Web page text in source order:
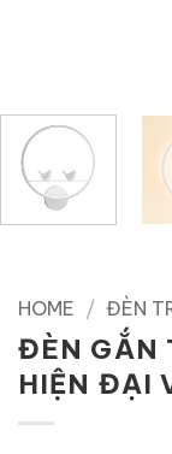
HOME / ĐÈN
ĐÈN GẮN
HIỆN ĐẠI